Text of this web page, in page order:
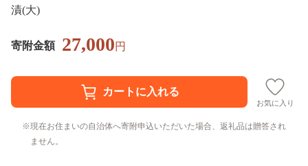
漬(大)
寄附金額 27,000円
お気に入り
現在お住まいの自治体へ寄附申込いただいた場合、返礼品は贈答され
ません。